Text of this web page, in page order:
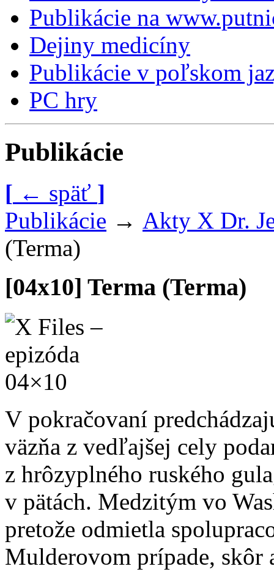
Publikácie na
Dejiny medicíny
Publikácie v poľskom
PC hry
Publikácie
[ ← späť ]
Publikácie → Akty X Dr.
(Terma)
[04x10] Terma (Terma)
V pokračovaní
väzňa z vedľajšej cely
z hrôzyplného ruského
v pätách. Medzitým vo
pretože odmietla
Mulderovom prípade, skôr